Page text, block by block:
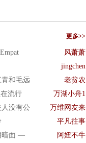
更多>>
风萧萧
jingchen
和毛远 老贫农
流行 万湖小舟1
没有公 万维网友来
平凡往事
暗面 — 阿妞不牛